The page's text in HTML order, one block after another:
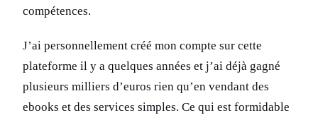
compétences.
J’ai personnellement créé mon compte sur cette
plateforme il y a quelques années et j’ai déjà gagné
plusieurs milliers d’euros rien qu’en vendant des
ebooks et des services simples. Ce qui est formidable